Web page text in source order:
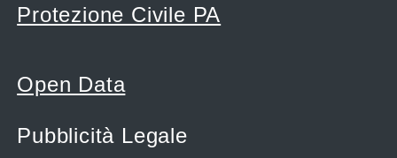
Protezione Civile PA
Open Data
Pubblicità Legale